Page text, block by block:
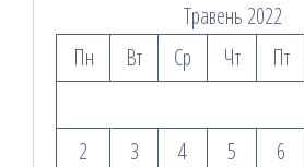
Травень 2022
Пн
Вт Ср Чт Пт
2
3 4 5 6